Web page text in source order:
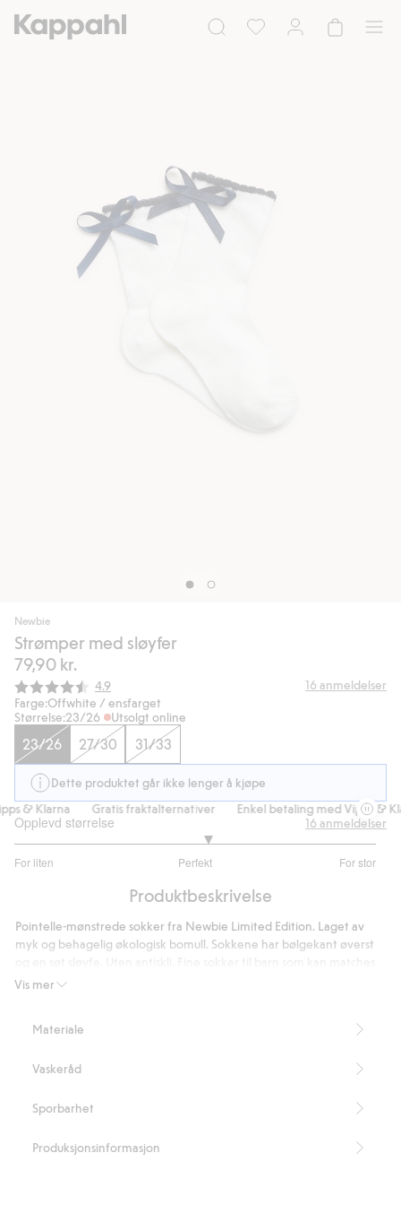
Newbie
Strømper med sløyfer
79,90 kr.
Gjennomsnittskarakter:
4.9 16 anmeldelser
Farge:Offwhite / ensfarget
Størrelse:23/26 Utsolgt online
23/26 27/30 31/33
Dette produktet går ikke lenger å kjøpe
& Klarna
Gratis fraktalternativer Enkel betaling med Vipps &
Opplevd størrelse
For liten Perfekt For stor
av
15
stemmer
16 anmeldelser
Produktbeskrivelse
Vis mer
Pointelle-mønstrede sokker fra Newbie Limited Edition. Laget av
myk og behagelig økologisk bomull. Sokkene har bølgekant øverst
søtt med søsken.
Organic cotton – GOTS
Materiale
Vaskeråd
Sporbarhet
Produksjonsinformasjon